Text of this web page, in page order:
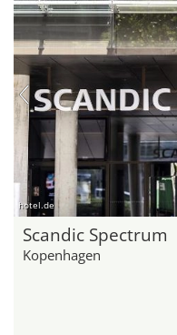
hotel.de
Scandic Spectrum
Kopenhagen